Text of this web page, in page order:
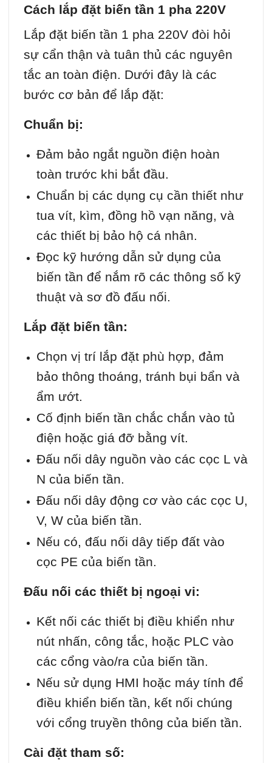
Cách lắp đặt biến tần 1 pha 220V
Lắp đặt biến tần 1 pha 220V đòi hỏi
sự cẩn thận và tuân thủ các nguyên
tắc an toàn điện. Dưới đây là các
bước cơ bản để lắp đặt:
Chuẩn bị:
Đảm bảo ngắt nguồn điện hoàn
toàn trước khi bắt đầu.
Chuẩn bị các dụng cụ cần thiết như
tua vít, kìm, đồng hồ vạn năng, và
các thiết bị bảo hộ cá nhân.
Đọc kỹ hướng dẫn sử dụng của
biến tần để nắm rõ các thông số kỹ
thuật và sơ đồ đấu nối.
Lắp đặt biến tần:
Chọn vị trí lắp đặt phù hợp, đảm
bảo thông thoáng, tránh bụi bẩn và
ẩm ướt.
Cố định biến tần chắc chắn vào tủ
điện hoặc giá đỡ bằng vít.
Đấu nối dây nguồn vào các cọc L và
N của biến tần.
Đấu nối dây động cơ vào các cọc U,
V, W của biến tần.
Nếu có, đấu nối dây tiếp đất vào
cọc PE của biến tần.
Đấu nối các thiết bị ngoại vi:
Kết nối các thiết bị điều khiển như
nút nhấn, công tắc, hoặc PLC vào
các cổng vào/ra của biến tần.
Nếu sử dụng HMI hoặc máy tính để
điều khiển biến tần, kết nối chúng
với cổng truyền thông của biến tần.
Cài đặt tham số: